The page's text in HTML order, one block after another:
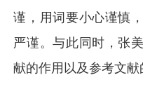
谨，用词要小心谨慎
严谨。与此同时，张
献的作用以及参考文献